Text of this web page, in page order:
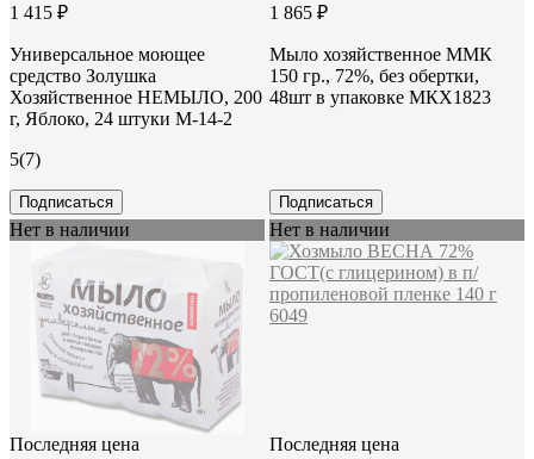
1 415 ₽
Универсальное моющее
средство Золушка
Хозяйственное НЕМЫЛО, 200
г, Яблоко, 24 штуки М-14-2
5(7)
Подписаться
1 865 ₽
Мыло хозяйственное ММК
150 гр., 72%, без обертки,
48шт в упаковке МКХ1823
Подписаться
Нет в наличии
Последняя цена
Нет в наличии
Последняя цена